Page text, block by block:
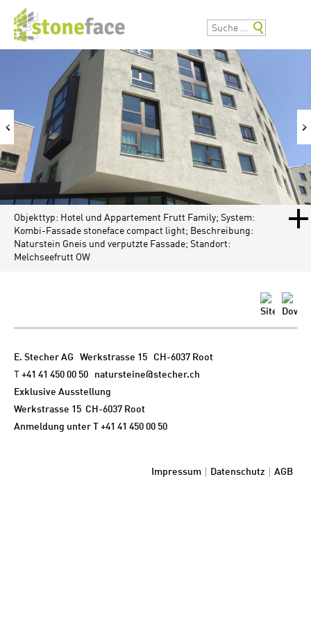
Objekttyp: Hotel und Appartement Frutt Family; System:
Kombi-Fassade stoneface compact light; Beschreibung:
Naturstein Gneis und verputzte Fassade; Standort:
Melchseefrutt OW
E. Stecher AG Werkstrasse 15 CH-6037 Root
+41 41 450 00 50
natursteine@stecher.ch
Exklusive Ausstellung
Werkstrasse 15 CH-6037 Root
Anmeldung unter T +41 41 450 00 50
Impressum Datenschutz AGB